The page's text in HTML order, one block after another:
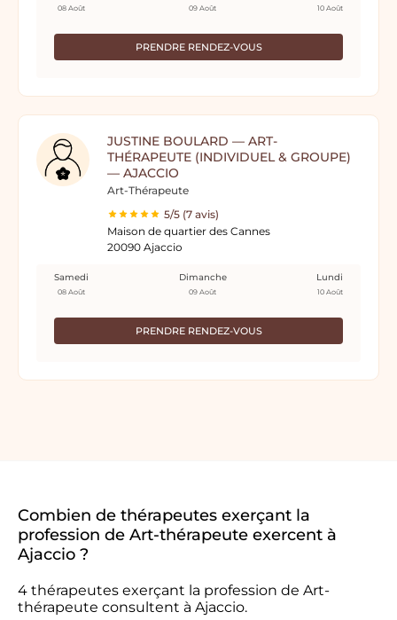
PRENDRE RENDEZ-VOUS
08 Août 09 Août 10 Août
JUSTINE BOULARD — ART-
THÉRAPEUTE (INDIVIDUEL & GROUPE)
— AJACCIO
Art-Thérapeute
5/5 (7 avis)
Maison de quartier des Cannes
20090 Ajaccio
PRENDRE RENDEZ-VOUS
Samedi
08 Août
Dimanche
09 Août
Lundi
10 Août
Combien de thérapeutes exerçant la
profession de Art-thérapeute exercent à
Ajaccio ?
4 thérapeutes exerçant la profession de Art-
thérapeute consultent à Ajaccio.